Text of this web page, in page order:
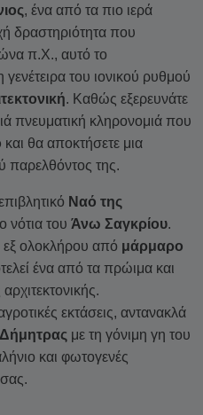
, ένα από τα πιο ιερά
δραστηριότητα που
π.Χ., αυτό το
γενέτειρα του ιονικού ρυθμού
. Καθώς εξερευνάτε
πνευματική κληρονομιά που
και θα αποκτήσετε μια
παρελθόντος της.
Ναό της
νότια του Άνω Σαγκρίου.
ολοκλήρου από μάρμαρο
ένα από τα πρώιμα και
εκτάσεις, αντανακλά
Δήμητρας με τη γόνιμη γη του
και φωτογενές